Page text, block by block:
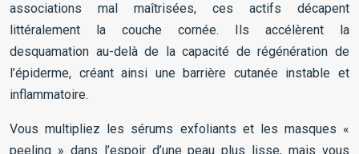
associations mal maîtrisées, ces actifs décapent
littéralement la couche cornée. Ils accélèrent la
desquamation au-delà de la capacité de régénération de
l’épiderme, créant ainsi une barrière cutanée instable et
inflammatoire.
Vous multipliez les sérums exfoliants et les masques «
peeling » dans l’espoir d’une peau plus lisse, mais vous